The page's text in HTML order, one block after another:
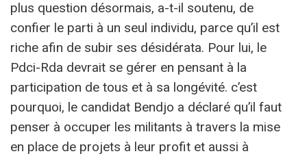
plus question désormais, a-t-il soutenu, de
confier le parti à un seul individu, parce qu’il est
riche afin de subir ses désidérata. Pour lui, le
Pdci-Rda devrait se gérer en pensant à la
participation de tous et à sa longévité. c’est
pourquoi, le candidat Bendjo a déclaré qu’il faut
penser à occuper les militants à travers la mise
en place de projets à leur profit et aussi à